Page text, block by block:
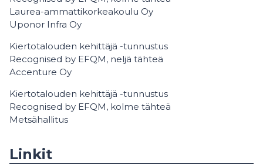
Laurea-ammattikorkeakoulu Oy
Uponor Infra Oy
Kiertotalouden kehittäjä -tunnustus
Recognised by EFQM, neljä tähteä
Accenture Oy
Kiertotalouden kehittäjä -tunnustus
Recognised by EFQM, kolme tähteä
Metsähallitus
Linkit